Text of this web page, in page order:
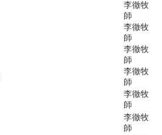
李徹牧
師
李徹牧
師
李徹牧
師
李徹牧
師
李徹牧
師
李徹牧
師